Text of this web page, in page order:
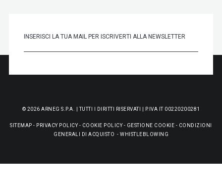
© 2026 ARNEG S.P.A. | TUTTI I DIRITTI RISERVATI | P.IVA IT 00220200281
SITEMAP - PRIVACY POLICY- COOKIE POLICY- GESTIONE COOKIE - CONDIZIONI
GENERALI DI ACQUISTO - WHISTLEBLOWING